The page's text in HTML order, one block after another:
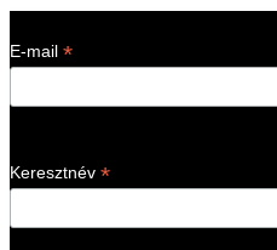
E-mail *
Keresztnév *